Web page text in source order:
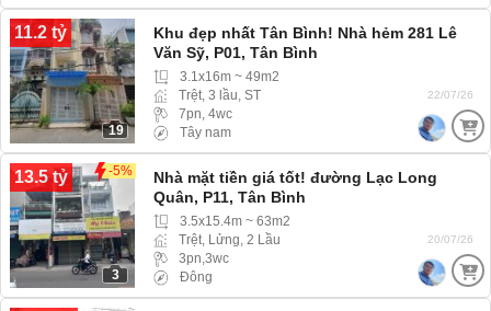
11.2 tỷ
19
Khu đẹp nhất Tân Bình! Nhà hẻm 281 Lê
Văn Sỹ, P01, Tân Bình
3.1x16m ~ 49m2
Trệt, 3 lầu, ST
7pn, 4wc
Tây nam
22/07/26
13.5 tỷ -5%
3
Nhà mặt tiền giá tốt! đường Lạc Long
Quân, P11, Tân Bình
3.5x15.4m ~ 63m2
Trệt, Lửng, 2 Lầu
3pn,3wc
Đông
20/07/26